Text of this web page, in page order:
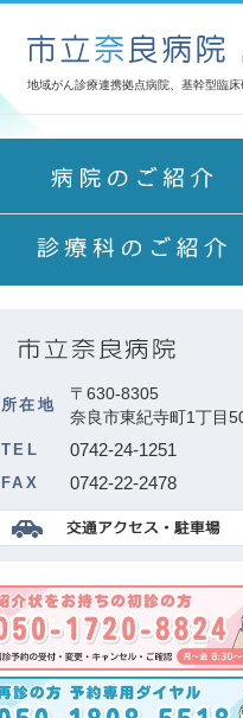
地域がん診療連携拠点病院、基幹型臨
所在地
〒630-8305
奈良市東紀寺町1丁目
TEL 0742-24-1251
FAX 0742-22-2478